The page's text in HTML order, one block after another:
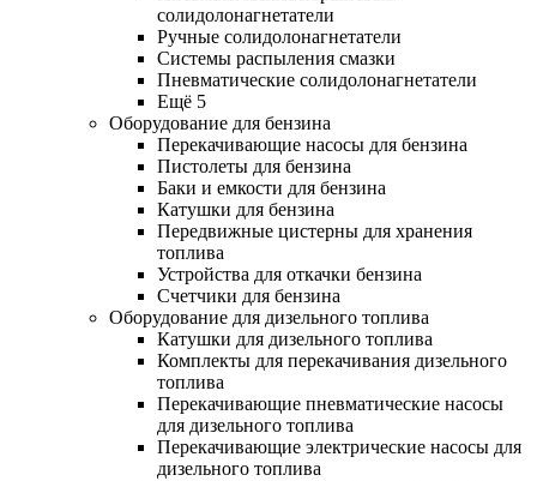
солидолонагнетатели
Ручные солидолонагнетатели
Системы распыления смазки
Пневматические солидолонагнетатели
Ещё 5
Оборудование для бензина
Перекачивающие насосы для бензина
Пистолеты для бензина
Баки и емкости для бензина
Катушки для бензина
Передвижные цистерны для хранения
топлива
Устройства для откачки бензина
Счетчики для бензина
Оборудование для дизельного топлива
Катушки для дизельного топлива
Комплекты для перекачивания дизельного
топлива
Перекачивающие пневматические насосы
для дизельного топлива
Перекачивающие электрические насосы для
дизельного топлива